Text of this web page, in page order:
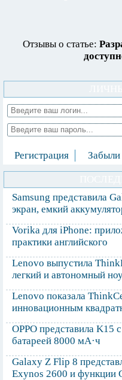
Отзывы о статье:
Регистрация Забыли
Samsung представила
экран, емкий
Vorika для iPhone:
практики английского
Lenovo выпустила
легкий и автономный
Lenovo показала
инновационным
OPPO представила K15
батареей 8000 мА·ч
Galaxy Z Flip 8
Exynos 2600 и функции